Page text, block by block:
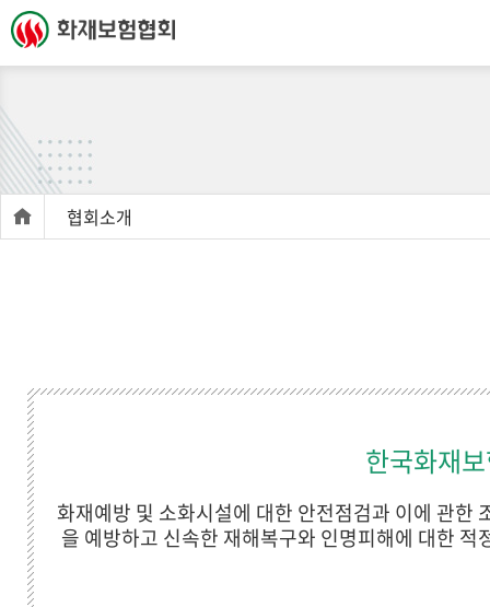
협회소개
한국화재
화재예방 및 소화시설에 대한 안전점검과 이에 관한
을 예방하고 신속한 재해복구와 인명피해에 대한